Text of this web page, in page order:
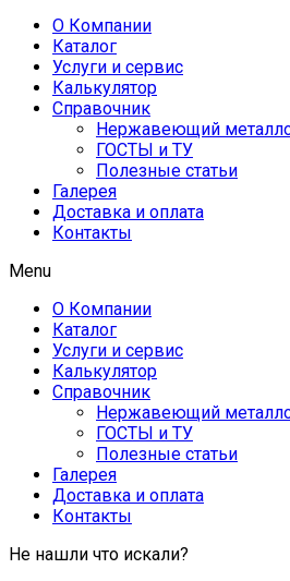
О Компании
Каталог
Услуги и сервис
Калькулятор
Справочник
Нержавеющий
ГОСТЫ и ТУ
Полезные статьи
Галерея
Доставка и оплата
Контакты
Menu
О Компании
Каталог
Услуги и сервис
Калькулятор
Справочник
Нержавеющий
ГОСТЫ и ТУ
Полезные статьи
Галерея
Доставка и оплата
Контакты
Не нашли что искали?